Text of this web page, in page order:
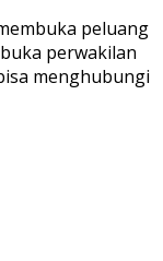
peluang
perwakilan
menghubungi